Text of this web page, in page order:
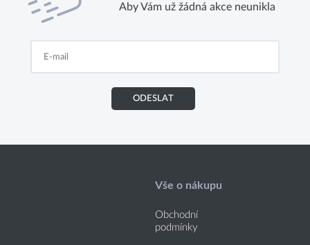
Aby Vám už žádná akce neunikla
ODESLAT
Vše o nákupu
Obchodní
podmínky